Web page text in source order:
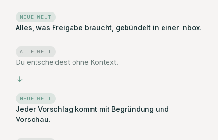
NEUE WELT
Alles, was Freigabe braucht, gebündelt in einer Inbox.
ALTE WELT
Du entscheidest ohne Kontext.
NEUE WELT
Jeder Vorschlag kommt mit Begründung und
Vorschau.